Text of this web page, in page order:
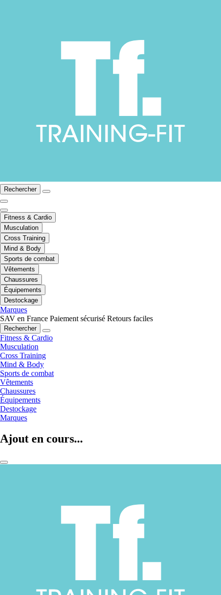
Rechercher
Fitness & Cardio
Musculation
Cross Training
Mind & Body
Sports de combat
Vêtements
Chaussures
Équipements
Destockage
Marques
SAV en France Paiement sécurisé Retours faciles
Rechercher
Fitness & Cardio
Musculation
Cross Training
Mind & Body
Sports de combat
Vêtements
Chaussures
Équipements
Destockage
Marques
Ajout en cours...